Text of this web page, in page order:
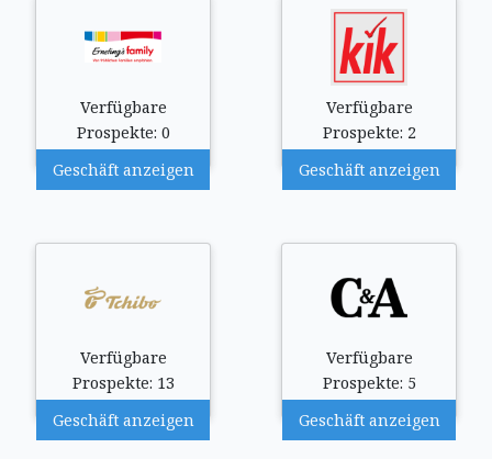
Verfügbare
Prospekte: 0
Geschäft anzeigen
Verfügbare
Prospekte: 2
Geschäft anzeigen
Verfügbare
Prospekte: 13
Geschäft anzeigen
Verfügbare
Prospekte: 5
Geschäft anzeigen